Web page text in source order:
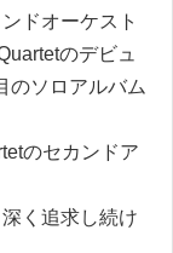
ン ドオーケス ト
のデビュ
のソ ロアルバム
のセカン ドア
深 く 追求し続け